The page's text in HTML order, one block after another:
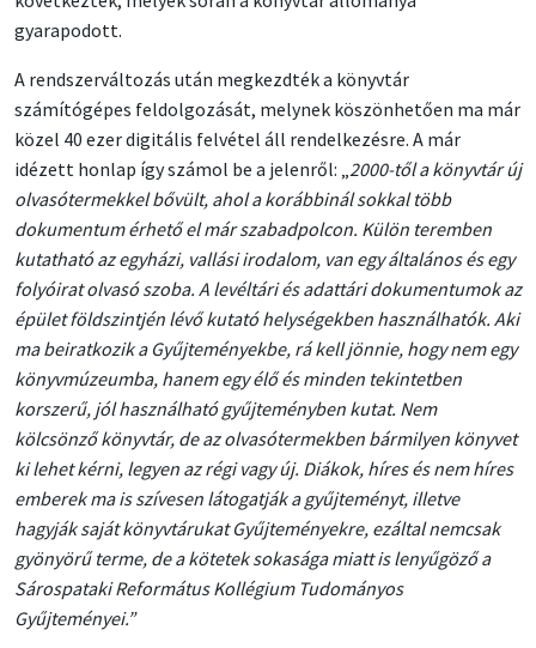
gyarapodott.
A rendszerváltozás után megkezdték a könyvtár
számítógépes feldolgozását, melynek köszönhetően ma már
közel 40 ezer digitális felvétel áll rendelkezésre. A már
idézett honlap így számol be a jelenről: „2000-től a könyvtár új
olvasótermekkel bővült, ahol a korábbinál sokkal több
dokumentum érhető el már szabadpolcon. Külön teremben
kutatható az egyházi, vallási irodalom, van egy általános és egy
folyóirat olvasó szoba. A levéltári és adattári dokumentumok az
épület földszintjén lévő kutató helységekben használhatók. Aki
ma beiratkozik a Gyűjteményekbe, rá kell jönnie, hogy nem egy
könyvmúzeumba, hanem egy élő és minden tekintetben
korszerű, jól használható gyűjteményben kutat. Nem
kölcsönző könyvtár, de az olvasótermekben bármilyen könyvet
ki lehet kérni, legyen az régi vagy új. Diákok, híres és nem híres
emberek ma is szívesen látogatják a gyűjteményt, illetve
hagyják saját könyvtárukat Gyűjteményekre, ezáltal nemcsak
gyönyörű terme, de a kötetek sokasága miatt is lenyűgöző a
Sárospataki Református Kollégium Tudományos
Gyűjteményei.”